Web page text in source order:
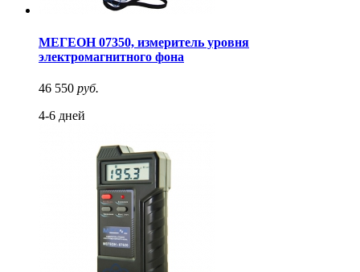
МЕГЕОН 07350, измеритель уровня
электромагнитного фона
46 550 руб.
4-6 дней